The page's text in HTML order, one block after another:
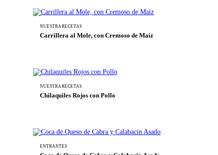
NUESTRA RECETAS
Carrillera al Mole, con Cremoso de Maíz
NUESTRA RECETAS
Chilaquiles Rojos con Pollo
ENTRANTES